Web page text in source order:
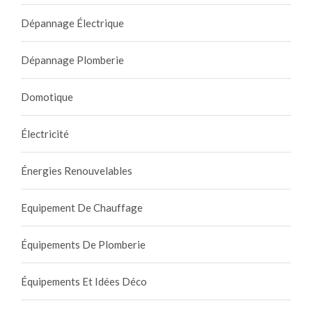
Dépannage Électrique
Dépannage Plomberie
Domotique
Électricité
Énergies Renouvelables
Equipement De Chauffage
Équipements De Plomberie
Équipements Et Idées Déco